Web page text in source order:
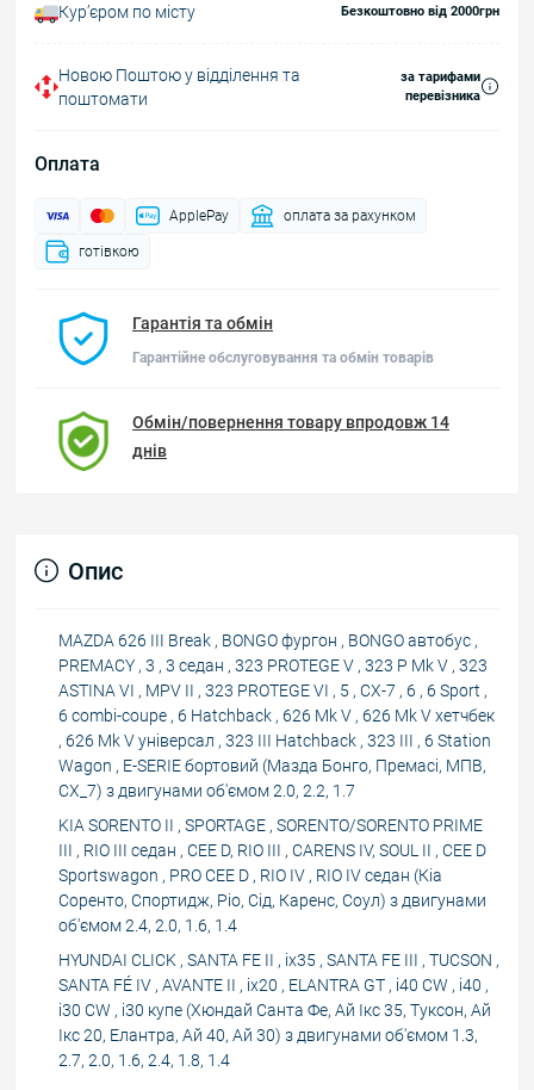
Курʼєром по місту Безкоштовно від 2000грн
Новою Поштою у відділення та
поштомати
за тарифами
перевізника
Оплата
ApplePay оплата за рахунком
готівкою
Гарантія та обмін
Гарантійне обслуговування та обмін товарів
Обмін/повернення товару впродовж 14
днів
Опис
MAZDA 626 III Break , BONGO фургон , BONGO автобус ,
PREMACY , 3 , 3 седан , 323 PROTEGE V , 323 P Mk V , 323
ASTINA VI , MPV II , 323 PROTEGE VI , 5 , CX-7 , 6 , 6 Sport ,
6 combi-coupe , 6 Hatchback , 626 Mk V , 626 Mk V хетчбек
, 626 Mk V універсал , 323 III Hatchback , 323 III , 6 Station
Wagon , E-SERIE бортовий (Мазда Бонго, Премасі, МПВ,
СХ_7) з двигунами об'ємом 2.0, 2.2, 1.7
KIA SORENTO II , SPORTAGE , SORENTO/SORENTO PRIME
III , RIO III седан , CEE D, RIO III , CARENS IV, SOUL II , CEE D
Sportswagon , PRO CEE D , RIO IV , RIO IV седан (Кіа
Соренто, Спортидж, Ріо, Сід, Каренс, Соул) з двигунами
об'ємом 2.4, 2.0, 1.6, 1.4
HYUNDAI CLICK , SANTA FE II , ix35 , SANTA FE III , TUCSON ,
SANTA FÉ IV , AVANTE II , ix20 , ELANTRA GT , i40 CW , i40 ,
i30 CW , i30 купе (Хюндай Санта Фе, Ай Ікс 35, Туксон, Ай
Ікс 20, Елантра, Ай 40, Ай 30) з двигунами об'ємом 1.3,
2.7, 2.0, 1.6, 2.4, 1.8, 1.4